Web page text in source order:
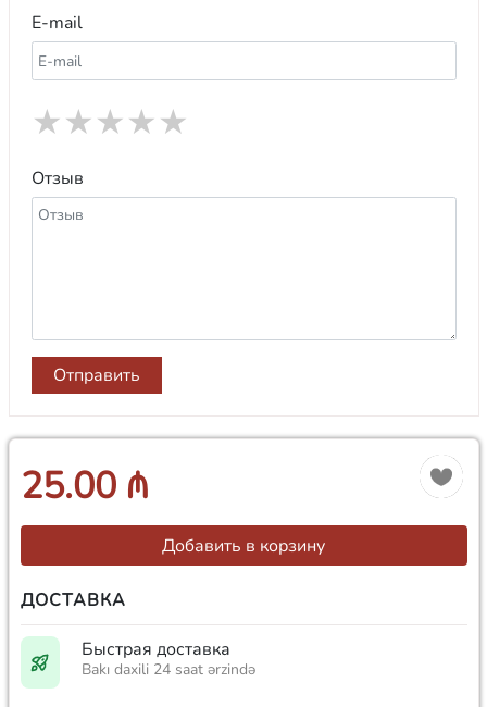
E-mail
★
★
★
★
★
Отзыв
Отправить
25.00 ₼
Добавить в корзину
ДОСТАВКА
Быстрая доставка
Bakı daxili 24 saat ərzində